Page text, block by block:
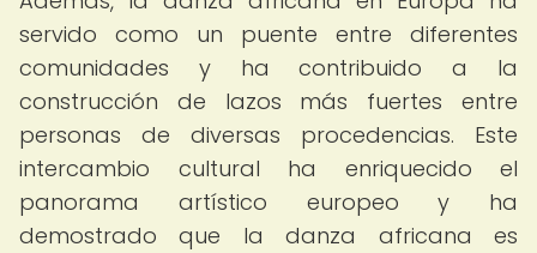
servido como un puente entre diferentes
comunidades y ha contribuido a la
construcción de lazos más fuertes entre
personas de diversas procedencias. Este
intercambio cultural ha enriquecido el
panorama artístico europeo y ha
demostrado que la danza africana es